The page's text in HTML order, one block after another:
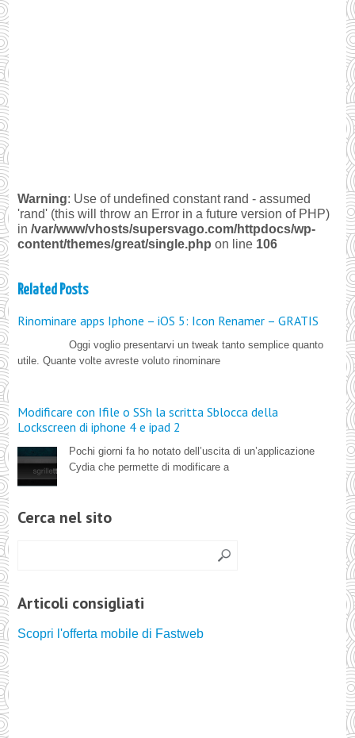
Warning: Use of undefined constant rand - assumed
'rand' (this will throw an Error in a future version of PHP)
in/var/www/vhosts/supersvago.com/httpdocs/wp-
content/themes/great/single.php on line 106
Related Posts
Rinominare apps Iphone – iOS 5: Icon Renamer – GRATIS
Oggi voglio presentarvi un tweak tanto semplice quanto
utile. Quante volte avreste voluto rinominare
Modificare con Ifile o SSh la scritta Sblocca della
Lockscreen di iphone 4 e ipad 2
Pochi giorni fa ho notato dell’uscita di un’applicazione
Cydia che permette di modificare a
Cerca nel sito
Articoli consigliati
Scopri l'offerta mobile di Fastweb